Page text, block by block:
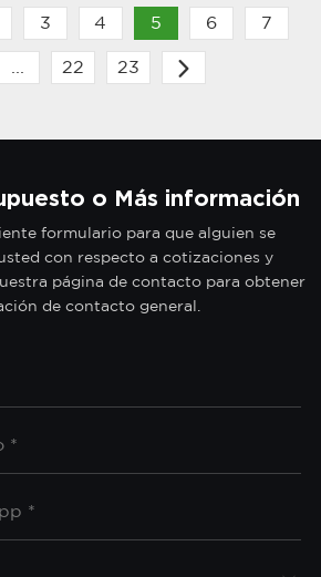
3 4 5 6 7
... 22 23
o Más información
formulario para que alguien se
con respecto a cotizaciones y
página de contacto para obtener
de contacto general.